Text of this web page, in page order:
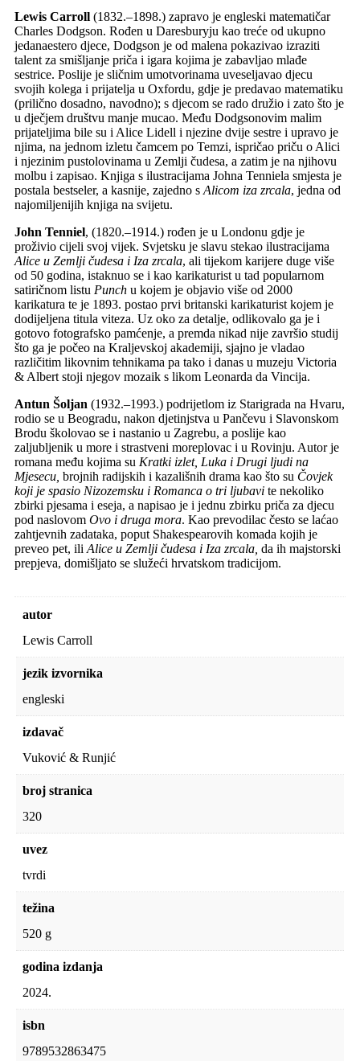
Lewis Carroll (1832.–1898.) zapravo je engleski matematičar
Charles Dodgson. Rođen u Daresburyju kao treće od ukupno
jedanaestero djece, Dodgson je od malena pokazivao izraziti
talent za smišljanje priča i igara kojima je zabavljao mlađe
sestrice. Poslije je sličnim umotvorinama uveseljavao djecu
svojih kolega i prijatelja u Oxfordu, gdje je predavao matematiku
(prilično dosadno, navodno); s djecom se rado družio i zato što je
u dječjem društvu manje mucao. Među Dodgsonovim malim
prijateljima bile su i Alice Lidell i njezine dvije sestre i upravo je
njima, na jednom izletu čamcem po Temzi, ispričao priču o Alici
i njezinim pustolovinama u Zemlji čudesa, a zatim je na njihovu
molbu i zapisao. Knjiga s ilustracijama Johna Tenniela smjesta je
postala bestseler, a kasnije, zajedno s Alicom iza zrcala, jedna od
najomiljenijih knjiga na svijetu.
John Tenniel, (1820.–1914.) rođen je u Londonu gdje je
proživio cijeli svoj vijek. Svjetsku je slavu stekao ilustracijama
Alice u Zemlji čudesa i Iza zrcala, ali tijekom karijere duge više
od 50 godina, istaknuo se i kao karikaturist u tad popularnom
satiričnom listu Punch u kojem je objavio više od 2000
karikatura te je 1893. postao prvi britanski karikaturist kojem je
dodijeljena titula viteza. Uz oko za detalje, odlikovalo ga je i
gotovo fotografsko pamćenje, a premda nikad nije završio studij
što ga je počeo na Kraljevskoj akademiji, sjajno je vladao
različitim likovnim tehnikama pa tako i danas u muzeju Victoria
& Albert stoji njegov mozaik s likom Leonarda da Vincija.
Antun Šoljan (1932.–1993.) podrijetlom iz Starigrada na Hvaru,
rodio se u Beogradu, nakon djetinjstva u Pančevu i Slavonskom
Brodu školovao se i nastanio u Zagrebu, a poslije kao
zaljubljenik u more i strastveni moreplovac i u Rovinju. Autor je
romana među kojima su Kratki izlet, Luka i Drugi ljudi na
Mjesecu, brojnih radijskih i kazališnih drama kao što su Čovjek
koji je spasio Nizozemsku i Romanca o tri ljubavi te nekoliko
zbirki pjesama i eseja, a napisao je i jednu zbirku priča za djecu
pod naslovom Ovo i druga mora. Kao prevodilac često se laćao
zahtjevnih zadataka, poput Shakespearovih komada kojih je
preveo pet, ili Alice u Zemlji čudesa i Iza zrcala, da ih majstorski
prepjeva, domišljato se služeći hrvatskom tradicijom.
autor
Lewis Carroll
jezik izvornika
engleski
izdavač
Vuković & Runjić
broj stranica
320
uvez
tvrdi
težina
520 g
godina izdanja
2024.
isbn
9789532863475